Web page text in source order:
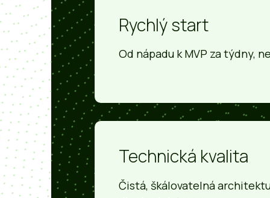
Rychlý start
Od nápadu k MVP za týdny,
Technická kvalita
Čistá, škálovatelná